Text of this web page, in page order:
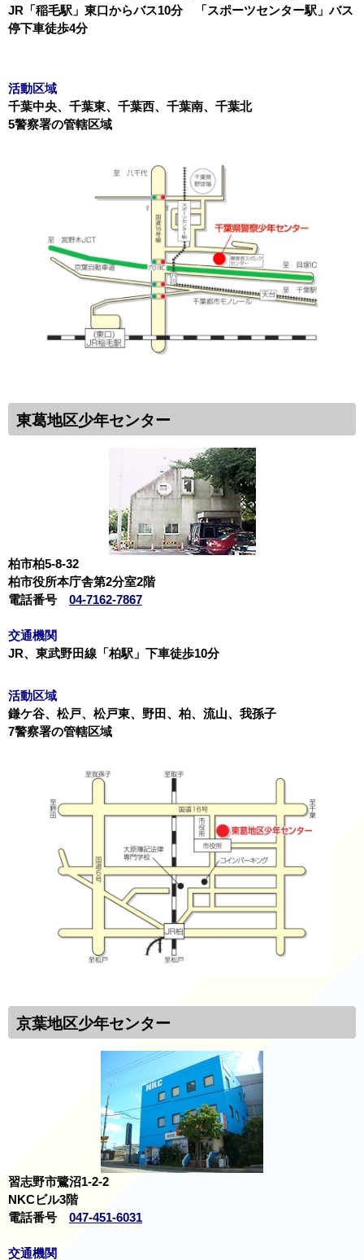
JR「稲毛駅」東口からバス10分 「スポーツセンター駅」バス
停下車徒歩4分
活動区域
千葉中央、千葉東、千葉西、千葉南、千葉北
5警察署の管轄区域
東葛地区少年センター
柏市柏5-8-32
柏市役所本庁舎第2分室2階
電話番号 04-7162-7867
交通機関
JR、東武野田線「柏駅」下車徒歩10分
活動区域
鎌ケ谷、松戸、松戸東、野田、柏、流山、我孫子
7警察署の管轄区域
京葉地区少年センター
習志野市鷺沼1-2-2
NKCビル3階
電話番号 047-451-6031
交通機関